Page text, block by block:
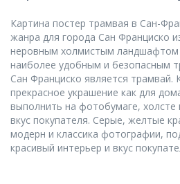
Картина постер трамвая в Сан-
жанра для города Сан Франциско
неровным холмистым ландшафтом
наиболее удобным и безопасным
Сан Франциско является трамвай.
прекрасное украшение как для
выполнить на фотобумаге, холсте
вкус покупателя. Серые, желтые
модерн и классика фотографии,
красивый интерьер и вкус